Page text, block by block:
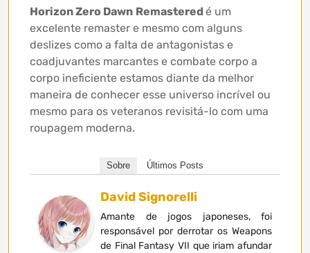
Horizon Zero Dawn Remastered é um
excelente remaster e mesmo com alguns
deslizes como a falta de antagonistas e
coadjuvantes marcantes e combate corpo a
corpo ineficiente estamos diante da melhor
maneira de conhecer esse universo incrível ou
mesmo para os veteranos revisitá-lo com uma
roupagem moderna.
Sobre Últimos Posts
David Signorelli
Amante de jogos japoneses, foi
responsável por derrotar os Weapons
de Final Fantasy VII que iriam afundar